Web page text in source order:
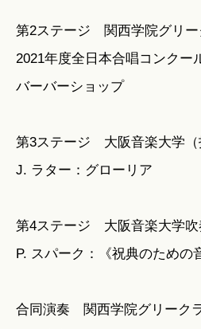
第2ステージ 関西学院グリー
2021年度全日本合唱コンクー
バーバーショップ
第3ステージ 大阪音楽大学（
J. ラター：グローリア
第4ステージ 大阪音楽大学吹
P. スパーク：《祝典のための
合同演奏 関西学院グリーク